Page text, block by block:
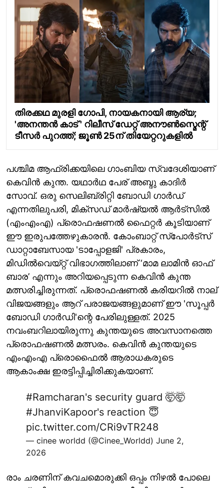
തിരക്കഥ മുരളി ഗോപി, നായകനായി ആര്യ;
'അനന്തൻ കാട് ' റിലീസ് ഡേറ്റ് അനൗൺസ്മെന്റ്
ടീസർ പുറത്ത്; ജൂൺ 25ന് തിയേറ്ററുകളിൽ
പശ്ചിമ ആഫ്രിക്കയിലെ ഗാംബിയ സ്വദേശിയാണ്
കെവിൻ കുന്ത. യഥാർഥ പേര് അബ്ദു കാദിർ
സോവ്. ഒരു സെലിബ്രിറ്റി ബോഡി ഗാർഡ്
എന്നതിലുപരി, മിക്സഡ് മാർഷ്യൽ ആർട്സിൽ
(എംഎംഎ) പ്രൊഫഷണൽ ഫൈറ്റർ കൂടിയാണ്
ഈ ഇരുപത്തേഴുകാരൻ. കോംബാറ്റ് സ്‌പോർട്സ്
ഡാറ്റാബേസായ 'ടാപ്പോളജി' പ്രകാരം,
മിഡിൽവെയ്റ്റ് വിഭാഗത്തിലാണ് ‘മാമ ലാമിൻ ഓഫ്
ബാര’ എന്നും അറിയപ്പെടുന്ന കെവിൻ കുന്ത
മത്സരിച്ചിരുന്നത്. പ്രൊഫഷണൽ കരിയറിൽ നാല്
വിജയങ്ങളും ആറ് പരാജയങ്ങളുമാണ് ഈ 'സൂപ്പർ
ബോഡി ഗാർഡി'ന്റെ പേരിലുള്ളത്. 2025
നവംബറിലായിരുന്നു കുന്തയുടെ അവസാനത്തെ
പ്രൊഫഷണൽ മത്സരം. കെവിൻ കുന്തയുടെ
എംഎംഎ പ്രൊഫൈൽ ആരാധകരുടെ
ആകാംക്ഷ ഇരട്ടിപ്പിച്ചിരിക്കുകയാണ്.
#Ramcharan's security guard 🤯🤯
#JhanviKapoor's reaction 😇
pic.twitter.com/CRi9vTR248
— cinee worldd (@Cinee_Worldd) June 2,
2026
രാം ചരണിന് കവചമൊരുക്കി ഒപ്പം നിഴൽ പോലെ